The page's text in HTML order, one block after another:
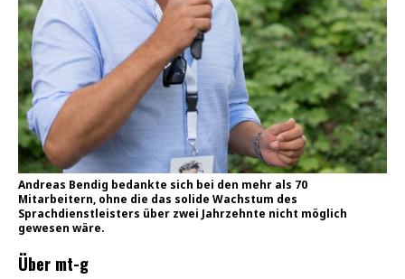
Andreas Bendig bedankte sich bei den mehr als 70
Mitarbeitern, ohne die das solide Wachstum des
Sprachdienstleisters über zwei Jahrzehnte nicht möglich
gewesen wäre.
Über mt-g